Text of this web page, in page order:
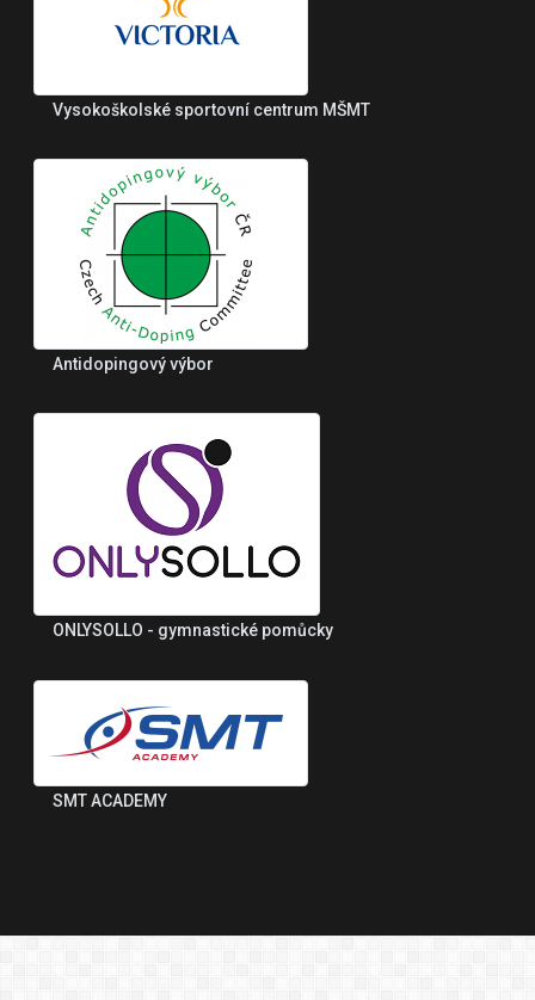
Vysokoškolské sportovní centrum MŠMT
Antidopingový výbor
ONLYSOLLO - gymnastické pomůcky
SMT ACADEMY